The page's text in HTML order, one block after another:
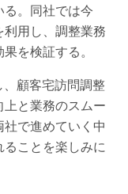
。同社では今
用し、調整業務
を検証する。
顧客宅訪問調整
と業務のスムー
で進めていく中
ことを楽しみに